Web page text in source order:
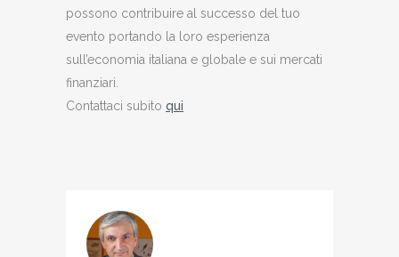
possono contribuire al successo del tuo
evento portando la loro esperienza
sull’economia italiana e globale e sui mercati
finanziari.
Contattaci subito qui